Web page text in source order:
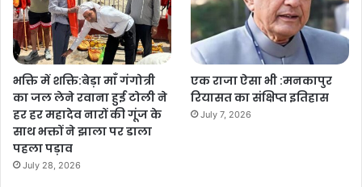
भक्ति में शक्ति:बेड़ा माँ गंगोत्री
का जल लेने रवाना हुई टोली ने
हर हर महादेव नारों की गूंज के
साथ भक्तों ने झाला पर डाला
पहला पड़ाव
July 28, 2026
एक राजा ऐसा भी :मनकापुर
रियासत का संक्षिप्त इतिहास
July 7, 2026